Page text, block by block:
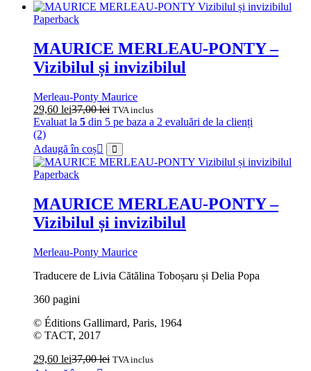
Paperback
MAURICE MERLEAU-PONTY –
Vizibilul și invizibilul
Merleau-Ponty Maurice
29,60 lei37,00lei TVA inclus
Evaluat la 5 din 5 pe baza a 2 evaluări de la clienți
(2)
Adaugă în coș
Paperback
MAURICE MERLEAU-PONTY –
Vizibilul și invizibilul
Merleau-Ponty Maurice
Traducere de Livia Cătălina Toboșaru și Delia Popa
360 pagini
© Éditions Gallimard, Paris, 1964
© TACT, 2017
29,60 lei37,00lei TVA inclus